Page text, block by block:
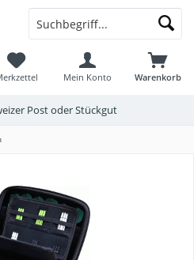
Warenkorb
Mein Konto
Post oder Stückgut